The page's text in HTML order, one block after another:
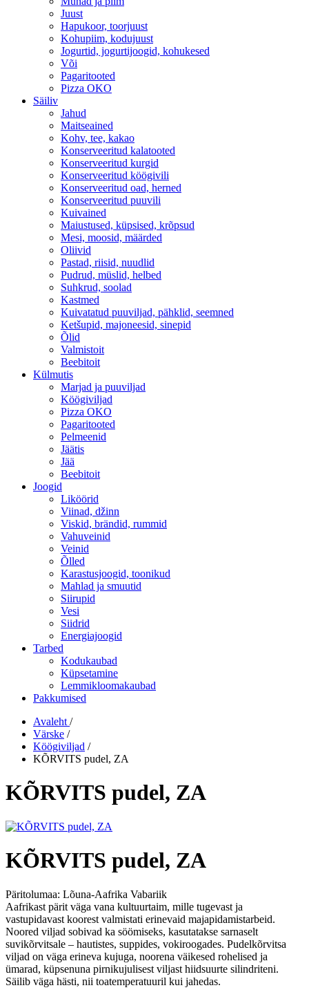
Juust
Hapukoor, toorjuust
Kohupiim, kodujuust
Jogurtid, jogurtijoogid, kohukesed
Või
Pagaritooted
Pizza OKO
Säiliv
Jahud
Maitseained
Kohv, tee, kakao
Konserveeritud kalatooted
Konserveeritud kurgid
Konserveeritud köögivili
Konserveeritud oad, herned
Konserveeritud puuvili
Kuivained
Maiustused, küpsised, krõpsud
Mesi, moosid, määrded
Oliivid
Pastad, riisid, nuudlid
Pudrud, müslid, helbed
Suhkrud, soolad
Kastmed
Kuivatatud puuviljad, pähklid, seemned
Ketšupid, majoneesid, sinepid
Õlid
Valmistoit
Beebitoit
Külmutis
Marjad ja puuviljad
Köögiviljad
Pizza OKO
Pagaritooted
Pelmeenid
Jäätis
Jää
Beebitoit
Joogid
Liköörid
Viinad, džinn
Viskid, brändid, rummid
Vahuveinid
Veinid
Õlled
Karastusjoogid, toonikud
Mahlad ja smuutid
Siirupid
Vesi
Siidrid
Energiajoogid
Tarbed
Kodukaubad
Küpsetamine
Lemmikloomakaubad
Pakkumised
Avaleht /
Värske /
Köögiviljad /
KÕRVITS pudel, ZA
KÕRVITS pudel, ZA
KÕRVITS pudel, ZA
Päritolumaa: Lõuna-Aafrika Vabariik
Aafrikast pärit väga vana kultuurtaim, mille tugevast ja
vastupidavast koorest valmistati erinevaid majapidamistarbeid.
Noored viljad sobivad ka söömiseks, kasutatakse sarnaselt
suvikõrvitsale – hautistes, suppides, vokiroogades. Pudelkõrvitsa
viljad on väga erineva kujuga, noorena väikesed rohelised ja
ümarad, küpsenuna pirnikujulisest viljast hiidsuurte silindriteni.
Säilib väga hästi, nii toatemperatuuril kui jahedas.